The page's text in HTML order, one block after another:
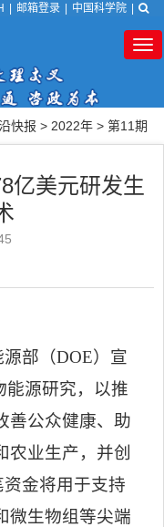
邮箱登录 中国科学院
快报 > 2022年 > 第11期
亿美元研发生
源部（DOE）宣
能源研究，以推
善公众健康、助
农业生产，并创
资金将用于支持
微生物组等尖端